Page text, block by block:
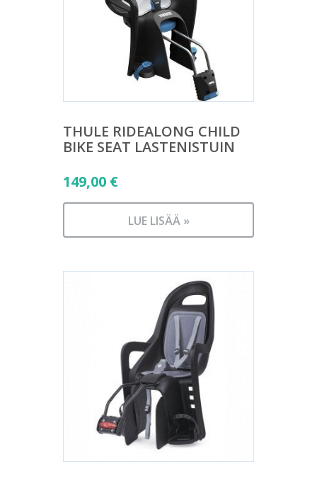
THULE RIDEALONG CHILD
BIKE SEAT LASTENISTUIN
149,00 €
LUE LISÄÄ »